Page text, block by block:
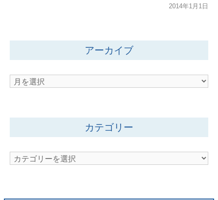
2014年1月1日
アーカイブ
ア
イ
カテゴリー
カ
リ